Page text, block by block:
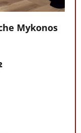
Mykonos